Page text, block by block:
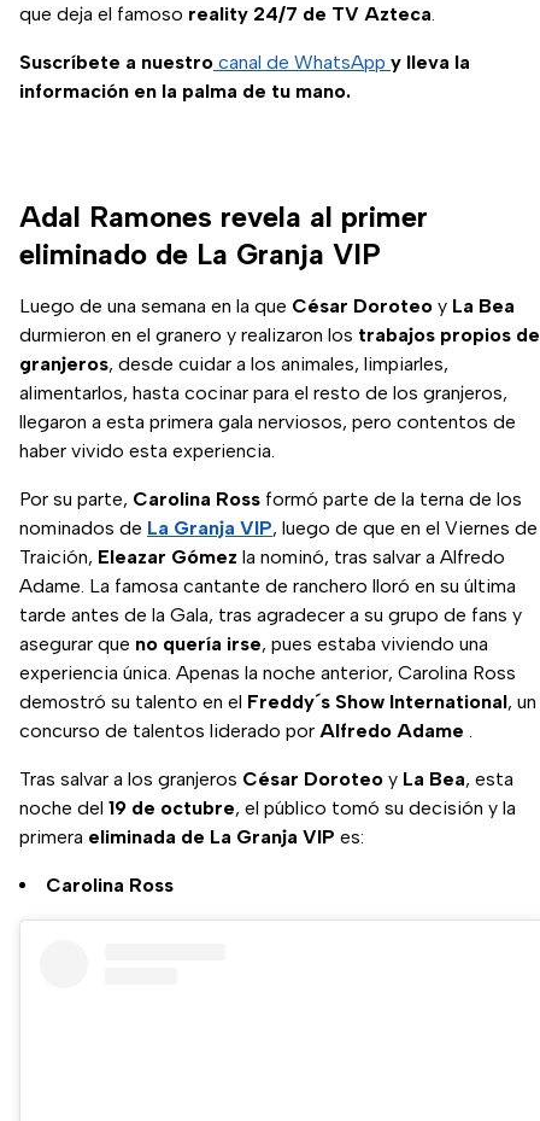
que deja el famoso reality 24/7 de TV Azteca.
Suscríbete a nuestro canal de WhatsApp y lleva la
información en la palma de tu mano.
Adal Ramones revela al primer
eliminado de La Granja VIP
Luego de una semana en la que César Doroteo y La Bea
durmieron en el granero y realizaron los trabajos propios de
granjeros, desde cuidar a los animales, limpiarles,
alimentarlos, hasta cocinar para el resto de los granjeros,
llegaron a esta primera gala nerviosos, pero contentos de
haber vivido esta experiencia.
Por su parte, Carolina Ross formó parte de la terna de los
nominados de La Granja VIP, luego de que en el Viernes de
Traición, Eleazar Gómez la nominó, tras salvar a Alfredo
Adame. La famosa cantante de ranchero lloró en su última
tarde antes de la Gala, tras agradecer a su grupo de fans y
asegurar que no quería irse, pues estaba viviendo una
experiencia única. Apenas la noche anterior, Carolina Ross
demostró su talento en el Freddy´s Show International, un
concurso de talentos liderado por Alfredo Adame .
Tras salvar a los granjeros César Doroteo y La Bea, esta
noche del 19 de octubre, el público tomó su decisión y la
primera eliminada de La Granja VIP es:
Carolina Ross